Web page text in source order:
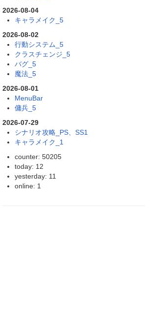
2026-08-04
キャラメイク_5
2026-08-02
行動システム_5
クラスチェンジ_5
バグ_5
魔法_5
2026-08-01
MenuBar
傭兵_5
2026-07-29
シナリオ攻略_PS、SS1
キャラメイク_1
counter: 50205
today: 12
yesterday: 11
online: 1